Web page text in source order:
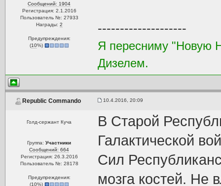
Сообщений: 1904
Регистрация: 2.1.2016
Пользователь №: 27933
Награды: 2
Предупреждения:
(10%)
--------------------
Я пересниму "Новую
Дизелем.
Republic Commando 10.4.2016, 20:09
Голд-сержант Куча
Группа:Участники
Сообщений: 664
Регистрация: 26.3.2016
Пользователь №: 28178
Предупреждения:
(10%)
В Старой
Галактической
Сил
мозга костей. Не